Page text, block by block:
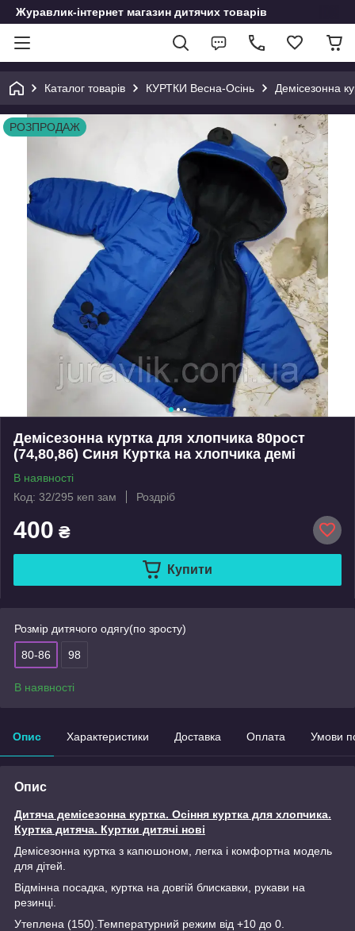
Журавлик-інтернет магазин дитячих товарів
Каталог товарів КУРТКИ Весна-Осінь Демісезонна
РОЗПРОДАЖ
Демісезонна куртка для хлопчика 80рост
(74,80,86) Синя Куртка на хлопчика демі
В наявності
Код: 32/295 кеп зам
Роздріб
400 ₴
Купити
Розмір дитячого одягу(по зросту)
80-86 98
В наявності
Опис Характеристики Доставка Оплата Умови
Опис
Дитяча демісезонна куртка. Осіння куртка для хлопчика.
Куртка дитяча. Куртки дитячі нові
Демісезонна куртка з капюшоном, легка і комфортна модель
для дітей.
Відмінна посадка, куртка на довгій блискавки, рукави на
резинці.
Утеплена (150).Температурний режим від +10 до 0.